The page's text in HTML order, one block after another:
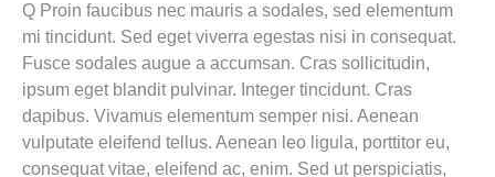
Q Proin faucibus nec mauris a sodales, sed elementum
mi tincidunt. Sed eget viverra egestas nisi in consequat.
Fusce sodales augue a accumsan. Cras sollicitudin,
ipsum eget blandit pulvinar. Integer tincidunt. Cras
dapibus. Vivamus elementum semper nisi. Aenean
vulputate eleifend tellus. Aenean leo ligula, porttitor eu,
consequat vitae, eleifend ac, enim. Sed ut perspiciatis,